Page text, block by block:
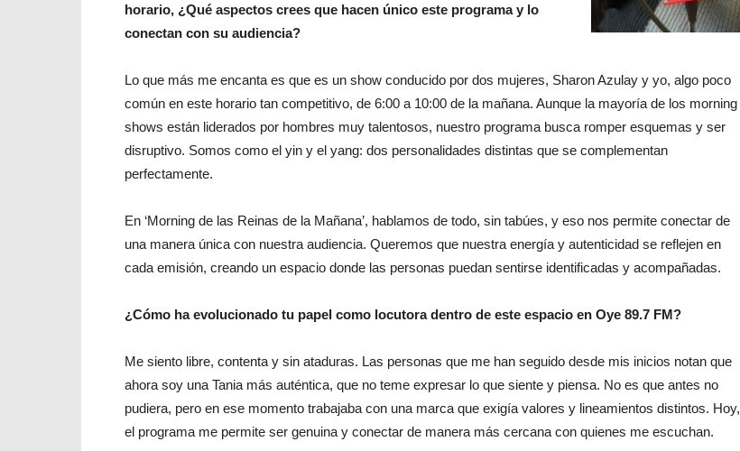
horario, ¿Qué aspectos crees que hacen único este programa y lo
conectan con su audiencia?
Lo que más me encanta es que es un show conducido por dos mujeres, Sharon Azulay y yo, algo poco
común en este horario tan competitivo, de 6:00 a 10:00 de la mañana. Aunque la mayoría de los morning
shows están liderados por hombres muy talentosos, nuestro programa busca romper esquemas y ser
disruptivo. Somos como el yin y el yang: dos personalidades distintas que se complementan
perfectamente.
En ‘Morning de las Reinas de la Mañana’, hablamos de todo, sin tabúes, y eso nos permite conectar de
una manera única con nuestra audiencia. Queremos que nuestra energía y autenticidad se reflejen en
cada emisión, creando un espacio donde las personas puedan sentirse identificadas y acompañadas.
¿Cómo ha evolucionado tu papel como locutora dentro de este espacio en Oye 89.7 FM?
Me siento libre, contenta y sin ataduras. Las personas que me han seguido desde mis inicios notan que
ahora soy una Tania más auténtica, que no teme expresar lo que siente y piensa. No es que antes no
pudiera, pero en ese momento trabajaba con una marca que exigía valores y lineamientos distintos. Hoy,
el programa me permite ser genuina y conectar de manera más cercana con quienes me escuchan.